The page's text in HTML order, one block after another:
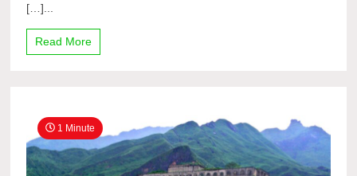
[…]...
Read More
1 Minute